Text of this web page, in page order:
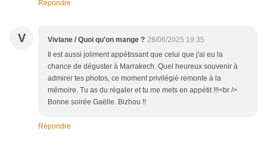
Répondre
V Viviane / Quoi qu'on mange ? 28/06/2025 19:35
Il est aussi joliment appétissant que celui que j'ai eu la
chance de déguster à Marrakech. Quel heureux souvenir à
admirer tes photos, ce moment privilégié remonte à la
mémoire. Tu as du régaler et tu me mets en appétit !!!<br />
Bonne soirée Gaëlle. Bizhou !!
Répondre